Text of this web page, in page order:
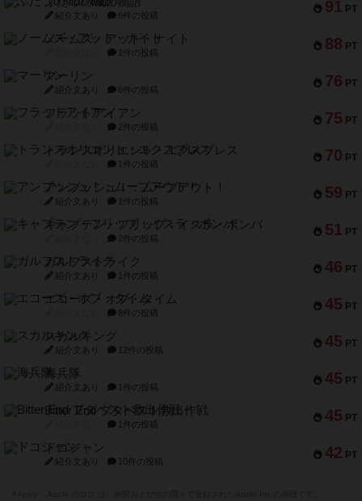
91 PT
紹介文あり 6件の投稿
88 PT
ノームズ・アット・ナイト
1件の投稿
76 PT
マーリン
紹介文あり 6件の投稿
75 PT
フラットアイアン
2件の投稿
70 PT
トランスオリエント・エクスプレス
1件の投稿
59 PT
アンブッシュ！：ムーブアウト！
紹介文あり 1件の投稿
51 PT
キャプテン・フリップ：イスラ・ボンバ
2件の投稿
46 PT
ガルフストライク
紹介文あり 1件の投稿
45 PT
エコーズ・オブ・タイム
8件の投稿
45 PT
スカルキング
紹介文あり 12件の投稿
45 PT
海兵隊
紹介文あり 1件の投稿
45 PT
Bitter End ブタペスト救出作戦
1件の投稿
42 PT
ドコジャン
紹介文あり 10件の投稿